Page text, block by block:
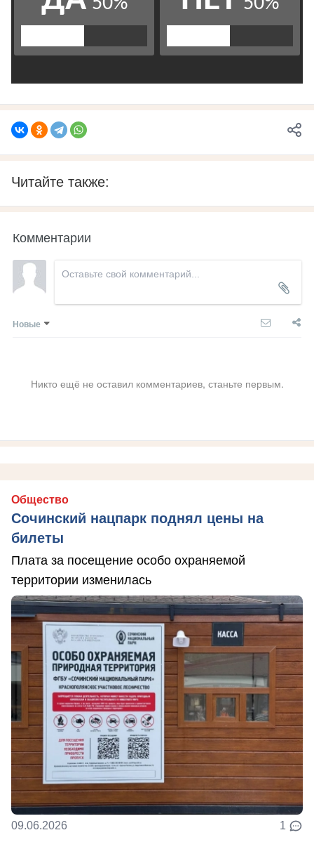
Читайте также:
Комментарии
Новые
Никто ещё не оставил комментариев, станьте первым.
Общество
Сочинский нацпарк поднял цены на
билеты
Плата за посещение особо охраняемой
территории изменилась
09.06.2026 1